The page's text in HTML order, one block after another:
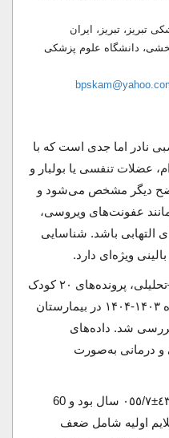
تبریز، تبریز، ایران
دانشگاه علوم پزشکی
نادر اما جدی است که با
عضلات تنفسی یا بولبار و
دیگر مشخص می‌شود و
عفونت‌های ویروسی،
التهابی باشد. شناسایی
در این مطالعه توصیفی–تحلیلی، پرونده‌های ۲۰ کودک
زیر ۱۵ سال مبتلا به AFPکه در بازه ۱۴۰۳-۱۴۰۴ در بیمارستان
شد. داده‌های
و درمانی به‌صورت
میانگین سنی بیماران ٤٣۸/٣±٠٥٥/٧ سال بود و 60
اولیه شامل ضعف